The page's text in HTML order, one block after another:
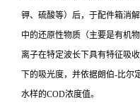
钾、硫酸等）后，于配件箱消
中的还原性物质（主要是有机
离子在特定波长下具有特征吸
下的吸光度，并依据朗伯-比尔
水样的COD浓度值。